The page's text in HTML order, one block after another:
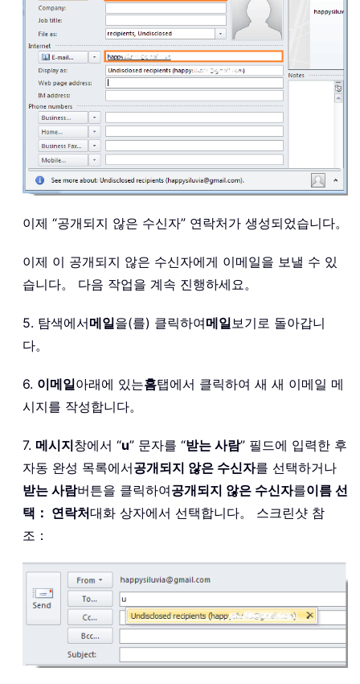
이제 “공개되지 않은 수신자” 연락처가 생성되었습니다。
이제 이 공개되지 않은 수신자에게 이메일을 보낼 수 있
습니다。 다음 작업을 계속 진행하세요。
5. 탐색에서메일을(를) 클릭하여메일보기로 돌아갑니
다。
6. 이메일아래에 있는홈탭에서 클릭하여 새 새 이메일 메
시지를 작성합니다。
7. 메시지창에서 “u” 문자를 “받는 사람” 필드에 입력한 후
자동 완성 목록에서공개되지 않은 수신자를 선택하거나
받는 사람버튼을 클릭하여공개되지 않은 수신자를이름 선
택： 연락처대화 상자에서 선택합니다。 스크린샷 참
조：